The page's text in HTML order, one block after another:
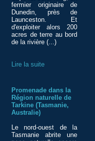
fermier originaire de
Dunedin, près de
Launceston. Et
d'exploiter alors 200
acres de terre au bord
de la rivière (...)
Lire la suite
Promenade dans la
Région naturelle de
Tarkine (Tasmanie,
Australie)
Le nord-ouest de la
Tasmanie abrite une